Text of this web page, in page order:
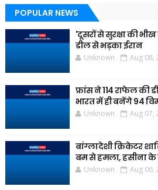
POPULAR NEWS
'दूसरों से सुरक्षा की
डील से भड़का ईरान
Unknown Aug 08,
फ्रांस ने 114 राफेल की
भारत में ही बनेंगे 94
Unknown Aug 07,
बांग्लादेशी क्रिकेटर
बम से हमला, हसीना के
Unknown Aug 06,